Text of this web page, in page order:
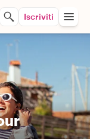
Iscriviti